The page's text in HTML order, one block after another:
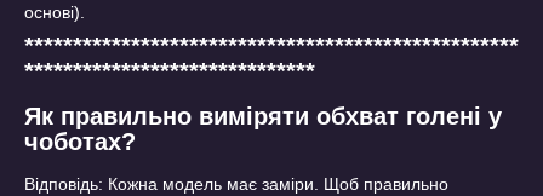
основі).
***************************************************
******************************
Як правильно виміряти обхват голені у
чоботах?
Відповідь: Кожна модель має заміри. Щоб правильно